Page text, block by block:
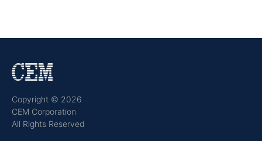
Copyright © 2026
CEM Corporation
All Rights Reserved